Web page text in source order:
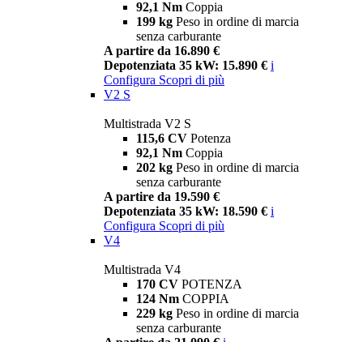
92,1 Nm Coppia
199 kg Peso in ordine di marcia
senza carburante
A partire da 16.890 €
Depotenziata 35 kW: 15.890 € i
Configura Scopri di più
V2 S
Multistrada V2 S
115,6 CV Potenza
92,1 Nm Coppia
202 kg Peso in ordine di marcia
senza carburante
A partire da 19.590 €
Depotenziata 35 kW: 18.590 € i
Configura Scopri di più
V4
Multistrada V4
170 CV POTENZA
124 Nm COPPIA
229 kg Peso in ordine di marcia
senza carburante